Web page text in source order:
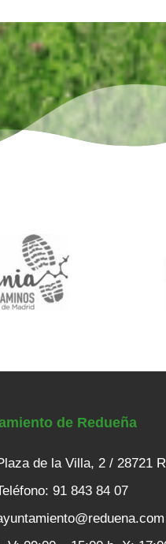
de Redueña
de la Villa, 2 / 28721
91 843 84 07